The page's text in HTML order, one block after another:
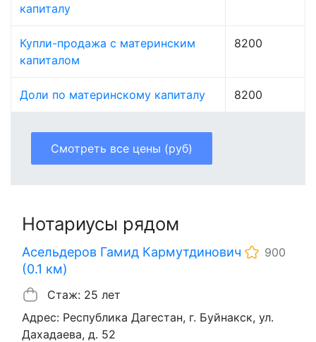
капиталу
Купли-продажа с материнским
капиталом
8200
Доли по материнскому капиталу 8200
Смотреть все цены (руб)
Нотариусы рядом
Асельдеров Гамид Кармутдинович
(0.1 км)
900
Стаж: 25 лет
Адрес: Республика Дагестан, г. Буйнакск, ул.
Дахадаева, д. 52